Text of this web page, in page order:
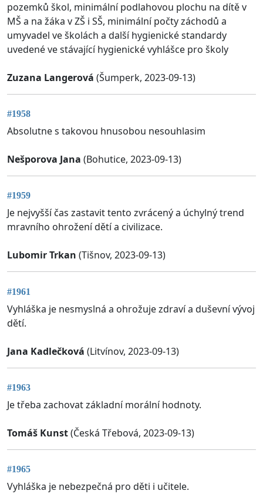
pozemků škol, minimální podlahovou plochu na dítě v
MŠ a na žáka v ZŠ i SŠ, minimální počty záchodů a
umyvadel ve školách a další hygienické standardy
uvedené ve stávající hygienické vyhlášce pro školy
Zuzana Langerová (Šumperk, 2023-09-13)
#1958
Absolutne s takovou hnusobou nesouhlasim
Nešporova Jana (Bohutice, 2023-09-13)
#1959
Je nejvyšší čas zastavit tento zvrácený a úchylný trend
mravního ohrožení dětí a civilizace.
Lubomir Trkan (Tišnov, 2023-09-13)
#1961
Vyhláška je nesmyslná a ohrožuje zdraví a duševní vývoj
dětí.
Jana Kadlečková (Litvínov, 2023-09-13)
#1963
Je třeba zachovat základní morální hodnoty.
Tomáš Kunst(Česká Třebová, 2023-09-13)
#1965
Vyhláška je nebezpečná pro děti i učitele.